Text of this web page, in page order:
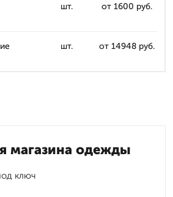
шт. от 1600 руб.
шт. от 14948 руб.
магазина одежды
ключ